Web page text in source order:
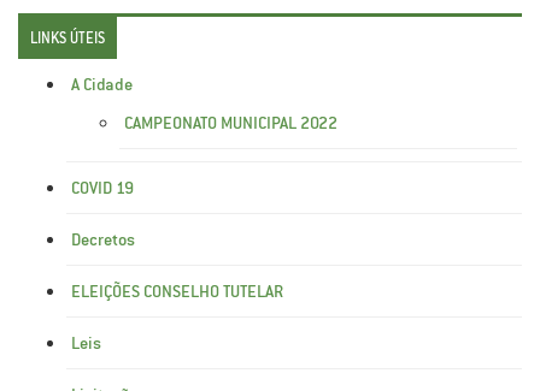
LINKS ÚTEIS
A Cidade
CAMPEONATO MUNICIPAL 2022
COVID 19
Decretos
ELEIÇÕES CONSELHO TUTELAR
Leis